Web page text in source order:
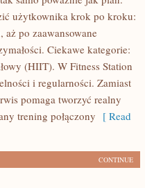
użytkownika krok po kroku:
po zaawansowane
Ciekawe kategorie:
(HIIT). W Fitness Station
i regularności. Zamiast
pomaga tworzyć realny
trening połączony [ Read
CONTINUE